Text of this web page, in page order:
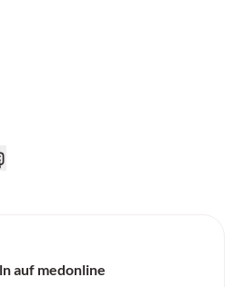
auf medonline